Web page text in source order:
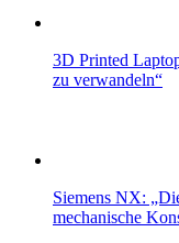
3D Printed
zu verwandeln“
Siemens NX:
mechanische